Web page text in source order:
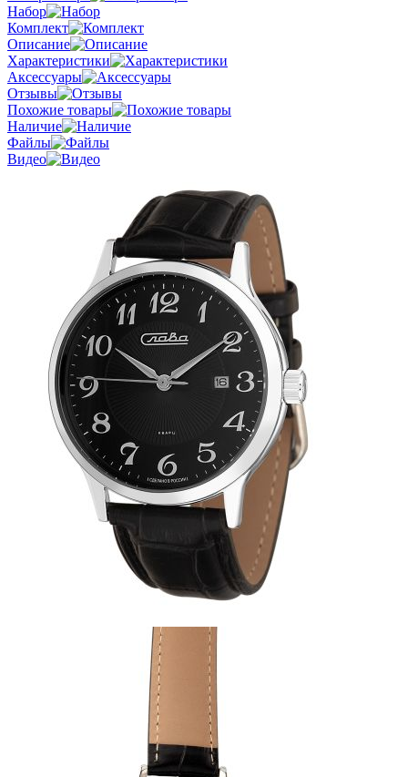
Набор
Комплект
Описание
Характеристики
Аксессуары
Отзывы
Похожие товары
Наличие
Файлы
Видео